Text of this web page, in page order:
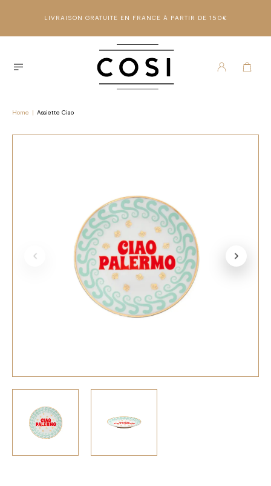
LIVRAISON GRATUITE EN FRANCE À PARTIR DE 150€
Home Assiette Ciao